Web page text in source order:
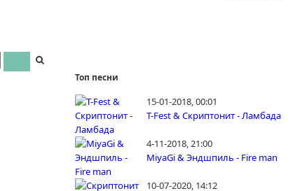
Топ песни
15-01-2018, 00:01
T-Fest & Скриптонит - Ламбада
4-11-2018, 21:00
MiyaGi & Эндшпиль - Fire man
10-07-2020, 14:12